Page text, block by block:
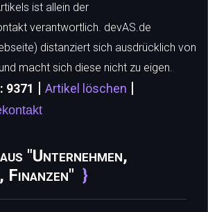
ist allein der
verantwortlich. devAS.de
distanziert sich ausdrücklich von
macht sich diese nicht zu eigen.
9371 | Artikel löschen |
"Unternehmen,